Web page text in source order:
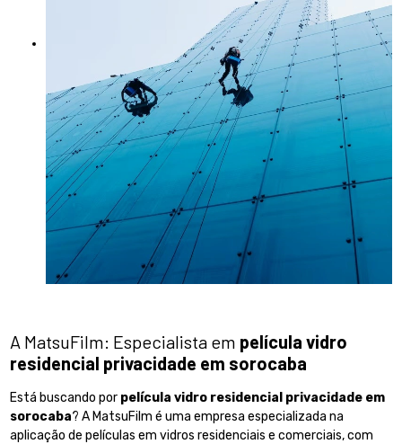
A MatsuFilm: Especialista em película vidro
residencial privacidade em sorocaba
Está buscando por película vidro residencial privacidade em
sorocaba? A MatsuFilm é uma empresa especializada na
aplicação de películas em vidros residenciais e comerciais, com